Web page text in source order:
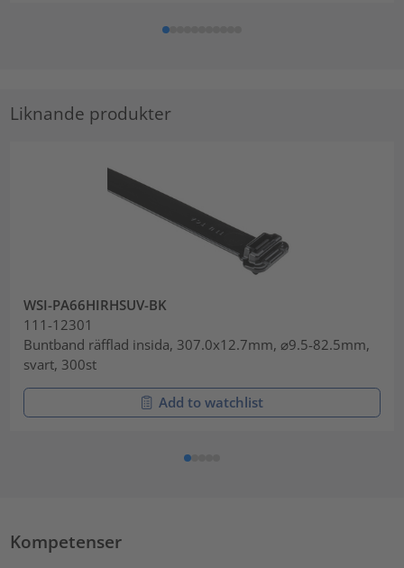
Liknande produkter
WSI-PA66HIRHSUV-BK
111-12301
Buntband räfflad insida, 307.0x12.7mm, ⌀9.5-82.5mm,
svart, 300st
Add to watchlist
Kompetenser